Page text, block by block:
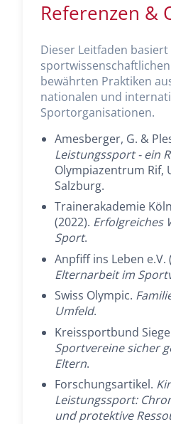
Referenzen &
Dieser Leitfaden basiert
bewährten Praktiken
nationalen und
Sportorganisationen.
Amesberger, G. &
Leistungssport - ein
Olympiazentrum Rif,
Salzburg.
Trainerakademie
(2022). Erfolgreiches
Sport.
Anpfiff ins Leben e.V.
Elternarbeit im
Swiss Olympic.
Umfeld.
Kreissportbund
Sportvereine sicher
Eltern.
Forschungsartikel.
Leistungssport:
und protektive